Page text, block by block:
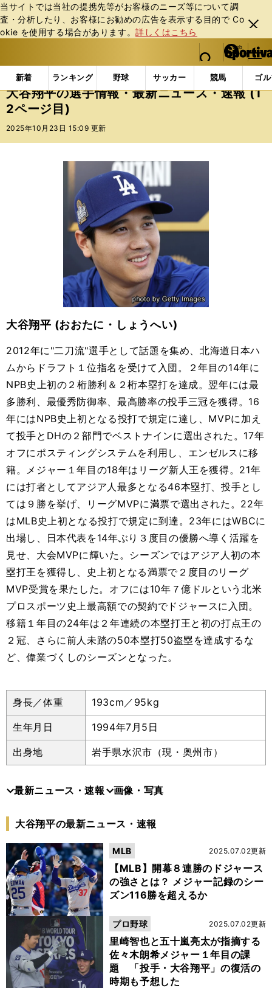
当サイトでは当社の提携先等がお客様のニーズ等について調
査・分析したり、お客様にお勧めの広告を表⽰する⽬的で Co
okie を使⽤する場合があります。詳しくはこちら
閉じ
る
web Sportiva (webスポルティーバ)
検索
マイペ
ー
ジ
メニュ
新着 ランキング 野球 サッカー 競馬 ゴ
b
ス
ポ
ル
選手一覧 大谷翔平の選手情報・最新ニュース・速報
大谷翔平の選手情報・最新ニュース・速報 (1
2ページ目)
2025年10月23日 15:09 更新
大谷翔平 (おおたに・しょうへい)
2012年に"二刀流"選手として話題を集め、北海道日本ハ
ムからドラフト１位指名を受けて入団。２年目の14年に
NPB史上初の２桁勝利＆２桁本塁打を達成。翌年には最
多勝利、最優秀防御率、最高勝率の投手三冠を獲得。 16
年にはNPB史上初となる投打で規定に達し、 MVPに加え
て投手と DHの２部門でベストナインに選出された。 17年
オフにポスティングシステムを利用し、エンゼルスに移
籍。メジャー１年目の18年はリーグ新人王を獲得。 21年
には打者としてアジア人最多となる46本塁打、投手とし
ては９勝を挙げ、リーグMVPに満票で選出された。 22年
はMLB史上初となる投打で規定に到達。 23年にはWBCに
出場し、日本代表を14年ぶり３度目の優勝へ導く活躍を
見せ、大会MVPに輝いた。シーズンではアジア人初の本
塁打王を獲得し、史上初となる満票で２度目のリーグ
MVP受賞を果たした。オフには10年７億ドルという北米
プロスポーツ史上最高額での契約でドジャースに入団。
移籍１年目の24年は２年連続の本塁打王と初の打点王の
２冠、さらに前人未踏の50本塁打50盗塁を達成するな
ど、偉業づくしのシーズンとなった。
身長／体重 193cm／95kg
生年月日 1994年7月5日
出身地 岩手県水沢市（現・奥州市）
最新ニュース・速報 画像・写真
大谷翔平の最新ニュース・速報
【MLB】開幕８連勝のドジャース
の強さとは？ メジャー記録のシー
ズン116勝を超えるか
2025.07.02更新
MLB
里崎智也と五十嵐亮太が指摘する
佐々木朗希メジャー１年目の課
題 「投手・大谷翔平」の復活の
時期も予想した
2025.07.02更新
プロ野球